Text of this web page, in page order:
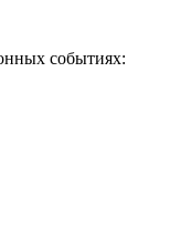
событиях: